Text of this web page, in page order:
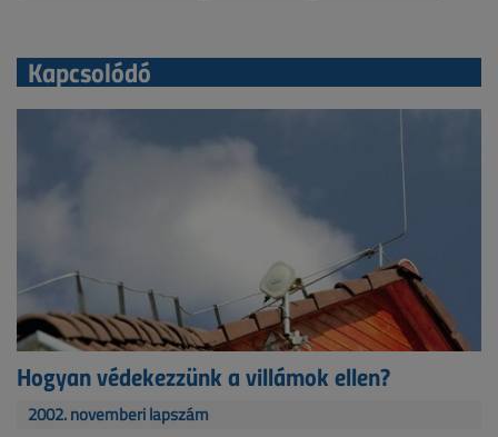
Kapcsolódó
Hogyan védekezzünk a villámok ellen?
2002. novemberi lapszám